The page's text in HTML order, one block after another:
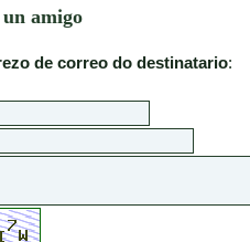
amigo
de correo do destinatario: